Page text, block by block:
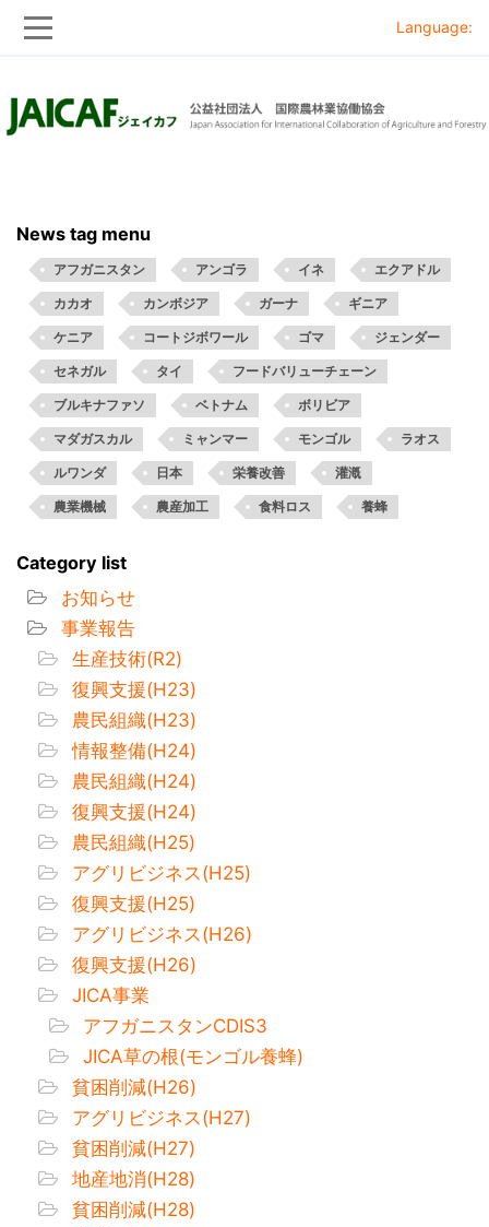
to
to
Language:
News tag menu
アフガニスタン アンゴラ イネ エクアドル
カカオ カンボジア ガーナ ギニア
ケニア コートジボワール ゴマ ジェンダー
セネガル タイ フードバリューチェーン
ブルキナファソ ベトナム ボリビア
マダガスカル ミャンマー モンゴル ラオス
ルワンダ 日本 栄養改善 灌漑
農業機械 農産加工 食料ロス 養蜂
Category list
お知らせ
事業報告
生産技術(R2)
復興支援(H23)
農民組織(H23)
情報整備(H24)
農民組織(H24)
復興支援(H24)
農民組織(H25)
アグリビジネス(H25)
復興支援(H25)
アグリビジネス(H26)
復興支援(H26)
JICA事業
アフガニスタンCDIS3
JICA草の根(モンゴル養蜂)
貧困削減(H26)
アグリビジネス(H27)
貧困削減(H27)
地産地消(H28)
貧困削減(H28)